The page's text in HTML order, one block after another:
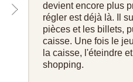
devient encore plus
régler est déjà là. Il
pièces et les billets,
caisse. Une fois le
la caisse, l'éteindre
shopping.